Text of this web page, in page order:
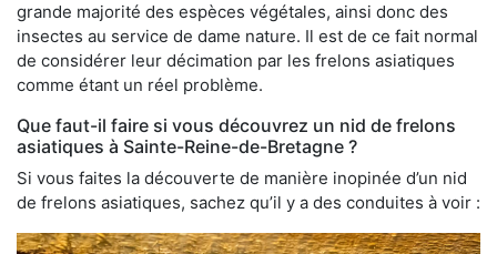
grande majorité des espèces végétales, ainsi donc des
insectes au service de dame nature. Il est de ce fait normal
de considérer leur décimation par les frelons asiatiques
comme étant un réel problème.
Que faut-il faire si vous découvrez un nid de frelons
asiatiques à Sainte-Reine-de-Bretagne ?
Si vous faites la découverte de manière inopinée d’un nid
de frelons asiatiques, sachez qu’il y a des conduites à voir :